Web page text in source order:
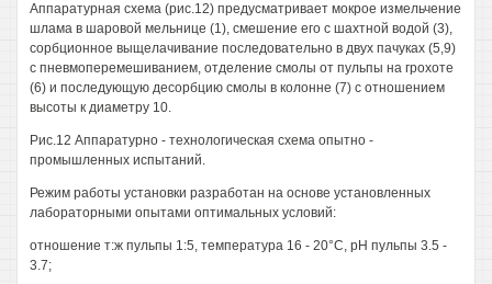
Аппаратурная схема (рис.12) предусматривает мокрое измельчение
шлама в шаровой мельнице (1), смешение его с шахтной водой (3),
сорбционное выщелачивание последовательно в двух пачуках (5,9)
с пневмоперемешиванием, отделение смолы от пульпы на грохоте
(6) и последующую десорбцию смолы в колонне (7) с отношением
высоты к диаметру 10.
Рис.12 Аппаратурно - технологическая схема опытно -
промышленных испытаний.
Режим работы установки разработан на основе установленных
лабораторными опытами оптимальных условий:
отношение т:ж пульпы 1:5, температура 16 - 20°С, рН пульпы 3.5 -
3.7;